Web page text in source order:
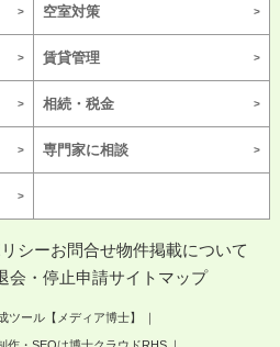
空室対策
賃貸管理
相続・税金
専門家に相談
シーお問合せ物件掲載について
会・停止申請サイトマップ
ツール【メディア博士】